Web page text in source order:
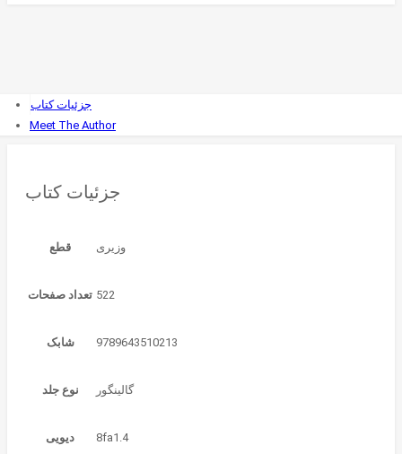
جزئیات کتاب
Meet The Author
جزئیات کتاب
قطع
تعداد صفحات 522
شابک 9789643510213
نوع جلد گالینگور
دیویی 8fa1.4